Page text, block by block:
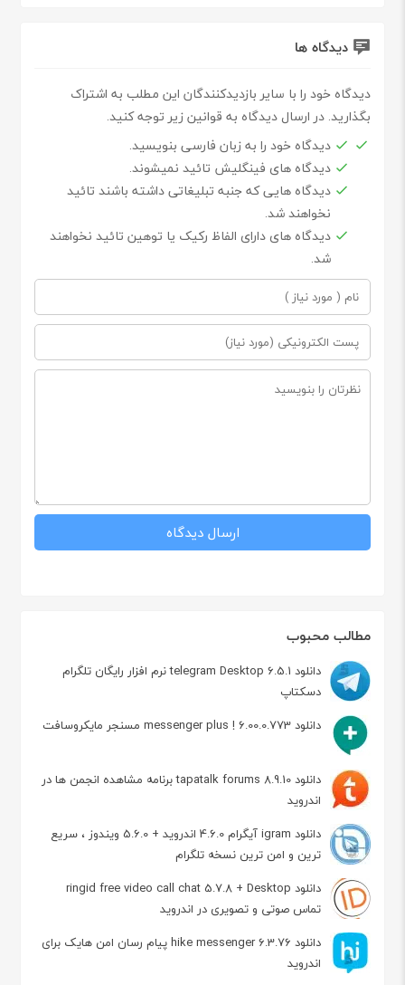
مطالب محبوب
دانلود telegram Desktop 6.5.1 نرم افزار رایگان تلگرام
دسکتاپ
دانلود messenger plus ! 6.00.0.773 مسنجر مایکروسافت
دانلود tapatalk forums 8.9.10 برنامه مشاهده انجمن ها در
اندروید
دانلود igram آیگرام 4.6.0 اندروید + 5.6.0 ویندوز ، سریع
ترین و امن ترین نسخه تلگرام
دانلود ringid free video call chat 5.7.8 + Desktop
تماس صوتی و تصویری در اندروید
دانلود hike messenger 6.3.76 پیام‌ رسان‌ امن هایک برای
اندروید
دیدگاه ها
دیدگاه خود را با سایر بازدیدکنندگان این مطلب به اشتراک
بگذارید. در ارسال دیدگاه به قوانین زیر توجه کنید.
دیدگاه خود را به زبان فارسی بنویسید.
دیدگاه های فینگلیش تائید نمیشوند.
دیدگاه هایی که جنبه تبلیغاتی داشته باشند تائید
نخواهند شد.
دیدگاه های دارای الفاظ رکیک یا توهین تائید نخواهند
شد.